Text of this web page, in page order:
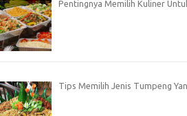
Pentingnya Memilih Kuliner
Tips Memilih Jenis Tumpeng